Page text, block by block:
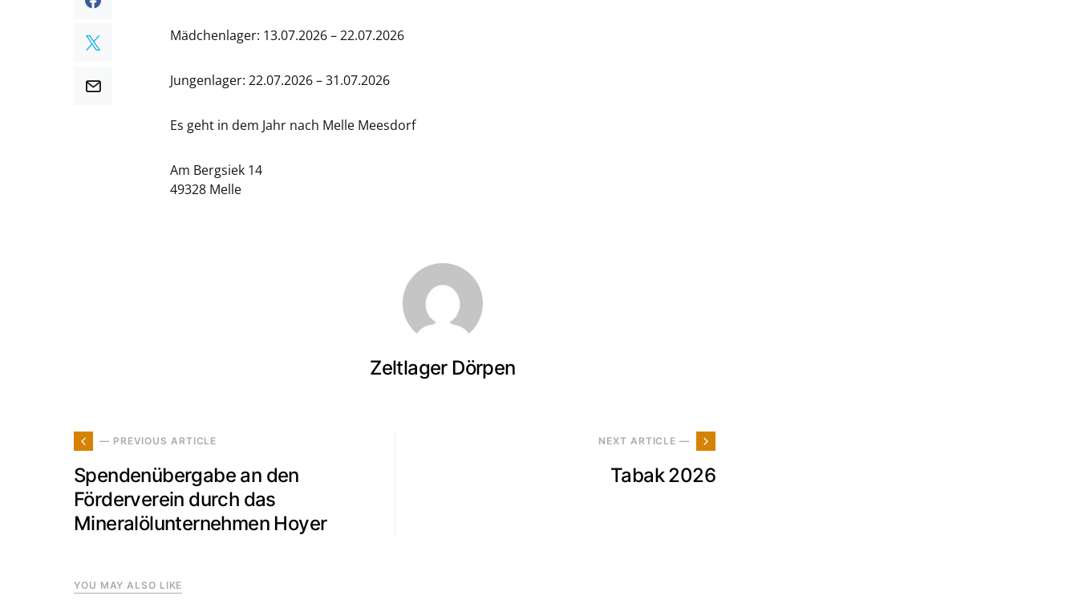
Mädchenlager: 13.07.2026 – 22.07.2026
Jungenlager: 22.07.2026 – 31.07.2026
Es geht in dem Jahr nach Melle Meesdorf
Am Bergsiek 14
49328 Melle
Zeltlager Dörpen
— PREVIOUS ARTICLE
Spendenübergabe an den
Förderverein durch das
Mineralölunternehmen Hoyer
NEXT ARTICLE —
Tabak 2026
YOU MAY ALSO LIKE